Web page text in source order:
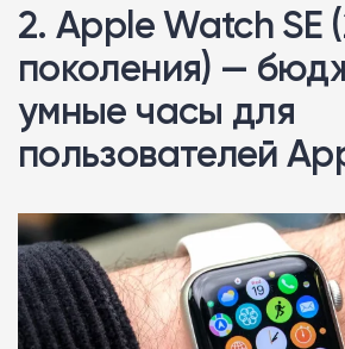
2. Apple Watch SE
поколения) —
умные часы для
пользователей